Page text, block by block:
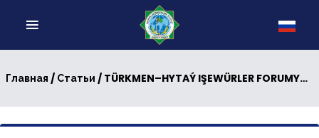
Главная / Статьи / TÜRKMEN–HYTAÝ IŞEWÜRLER FORUMYNDAN SOŇKY OÝLANMALAR: TELEKEÇILIGIŇ ÖSÜŞE TÄSIRI